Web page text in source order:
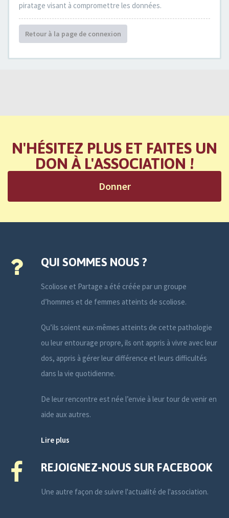
piratage visant à compromettre les données.
Retour à la page de connexion
N'HÉSITEZ PLUS ET FAITES UN
DON À L'ASSOCIATION !
Donner
QUI SOMMES NOUS ?
Scoliose et Partage a été créée par un groupe
d’hommes et de femmes atteints de scoliose.
Qu’ils soient eux-mêmes atteints de cette pathologie
ou leur entourage propre, ils ont appris à vivre avec leur
dos, appris à gérer leur différence et leurs difficultés
dans la vie quotidienne.
De leur rencontre est née l’envie à leur tour de venir en
aide aux autres.
Lire plus
REJOIGNEZ-NOUS SUR FACEBOOK
Une autre façon de suivre l'actualité de l'association.